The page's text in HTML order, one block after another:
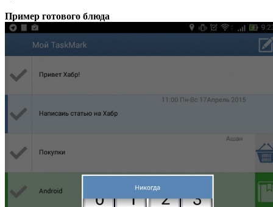
Пример готового блюда